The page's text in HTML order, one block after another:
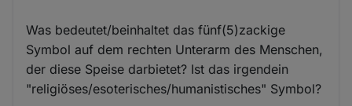
Was bedeutet/beinhaltet das fünf(5)zackige
Symbol auf dem rechten Unterarm des Menschen,
der diese Speise darbietet? Ist das irgendein
"religiöses/esoterisches/humanistisches" Symbol?